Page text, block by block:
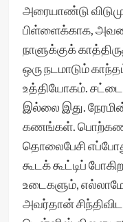
அரையாண்டு
பிள்ளைக்காக,
நாளுக்குக்
ஒரு நடமாடும்
உத்தியோகம்.
இல்லை இது.
கணங்கள்.
தொலைபேசி
கூடக் கூட்டிப்
உடைகளும்,
அவர்தான்